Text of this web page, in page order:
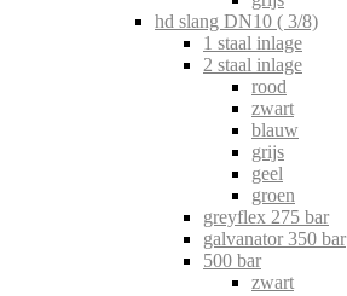
hd slang DN10 ( 3/8)
1 staal inlage
2 staal inlage
rood
zwart
blauw
grijs
geel
groen
greyflex 275 bar
galvanator 350 bar
500 bar
zwart